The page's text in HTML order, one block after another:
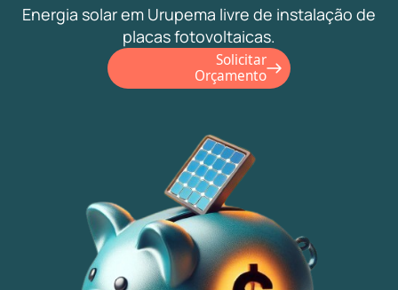
Energia solar em Urupema livre de instalação de
placas fotovoltaicas.
Solicitar
Orçamento